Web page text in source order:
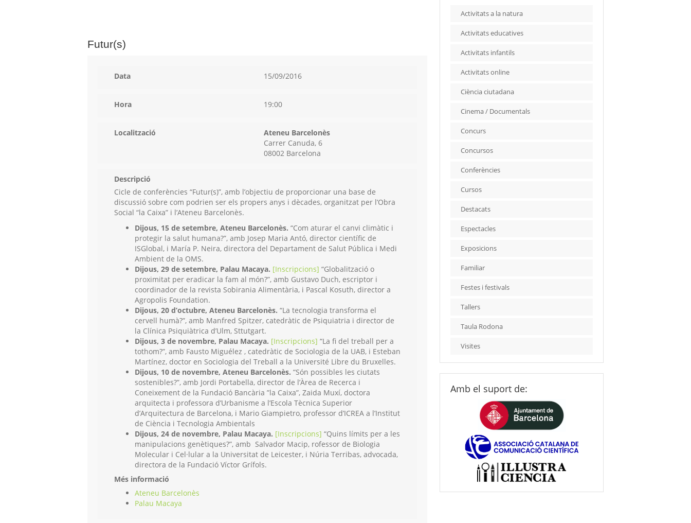
Futur(s)
Data 15/09/2016
Hora 19:00
Localització
Ateneu Barcelonès
Carrer Canuda, 6
08002 Barcelona
Descripció
Cicle de conferències “Futur(s)”, amb l’objectiu de proporcionar una base de
discussió sobre com podrien ser els propers anys i dècades, organitzat per l’Obra
Social “la Caixa” i l’Ateneu Barcelonès.
Dijous, 15 de setembre, Ateneu Barcelonès. “Com aturar el canvi climàtic i
protegir la salut humana?”, amb Josep Maria Antó, director científic de
ISGlobal, i María P. Neira, directora del Departament de Salut Pública i Medi
Ambient de la OMS.
Dijous, 29 de setembre, Palau Macaya. [Inscripcions] “Globalització o
proximitat per eradicar la fam al món?”, amb Gustavo Duch, escriptor i
coordinador de la revista Sobirania Alimentària, i Pascal Kosuth, director a
Agropolis Foundation.
Dijous, 20 d’octubre, Ateneu Barcelonès. “La tecnologia transforma el
cervell humà?”, amb Manfred Spitzer, catedràtic de Psiquiatria i director de
la Clínica Psiquiàtrica d’Ulm, Sttutgart.
Dijous, 3 de novembre, Palau Macaya. [Inscripcions] “La fi del treball per a
tothom?”, amb Fausto Miguélez , catedràtic de Sociologia de la UAB, i Esteban
Martínez, doctor en Sociologia del Treball a la Université Libre du Bruxelles.
Dijous, 10 de novembre, Ateneu Barcelonès. “Són possibles les ciutats
sostenibles?”, amb Jordi Portabella, director de l’Àrea de Recerca i
Coneixement de la Fundació Bancària ”la Caixa”, Zaida Muxí, doctora
arquitecta i professora d’Urbanisme a l’Escola Tècnica Superior
d’Arquitectura de Barcelona, i Mario Giampietro, professor d’ICREA a l’Institut
de Ciència i Tecnologia Ambientals
Dijous, 24 de novembre, Palau Macaya. [Inscripcions] “Quins límits per a les
manipulacions genètiques?”, amb Salvador Macip, rofessor de Biologia
Molecular i Cel·lular a la Universitat de Leicester, i Núria Terribas, advocada,
directora de la Fundació Víctor Grífols.
Més informació
Ateneu Barcelonès
Palau Macaya
Activitats a la natura
Activitats educatives
Activitats infantils
Activitats online
Ciència ciutadana
Cinema / Documentals
Concurs
Concursos
Conferències
Cursos
Destacats
Espectacles
Exposicions
Familiar
Festes i festivals
Tallers
Taula Rodona
Visites
Amb el suport de: